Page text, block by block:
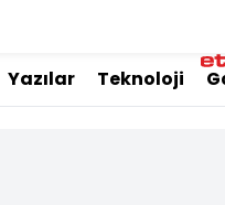
Yazılar Teknoloji